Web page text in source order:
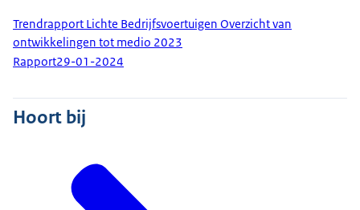
Trendrapport Lichte Bedrijfsvoertuigen Overzicht van
ontwikkelingen tot medio 2023
Rapport29-01-2024
Hoort bij